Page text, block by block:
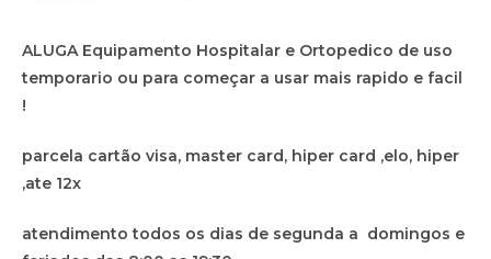
ALUGA Equipamento Hospitalar e Ortopedico de uso
temporario ou para começar a usar mais rapido e facil
!
parcela cartão visa, master card, hiper card ,elo, hiper
,ate 12x
atendimento todos os dias de segunda a domingos e